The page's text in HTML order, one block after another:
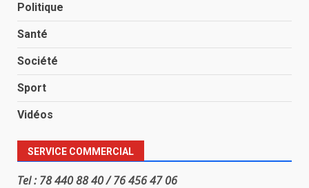
Politique
Santé
Société
Sport
Vidéos
SERVICE COMMERCIAL
Tel : 78 440 88 40 / 76 456 47 06